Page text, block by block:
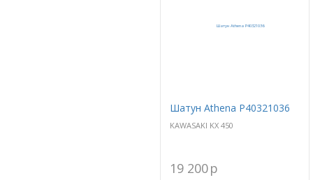
Шатун Athena P40321036
KAWASAKI KX 450
19 200p